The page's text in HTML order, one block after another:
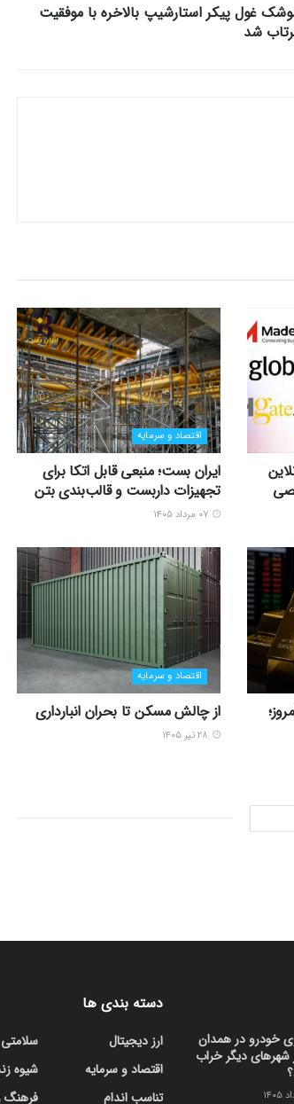
غول پیکر استارشیپ بالاخره با موفقیت
شد
اقتصاد و سرمایه
ایران بست؛ منبعی قابل اتکا برای
تجهیزات داربست و قالب‌بندی بتن
اقتصاد و سرمایه
از چالش مسکن تا بحران انبارداری
خودرو در همدان
شهرهای دیگر خراب
دسته بندی ها
ارز دیجیتال
اقتصاد و سرمایه
تناسب اندام
سلامتی
شیوه
فرهنگ